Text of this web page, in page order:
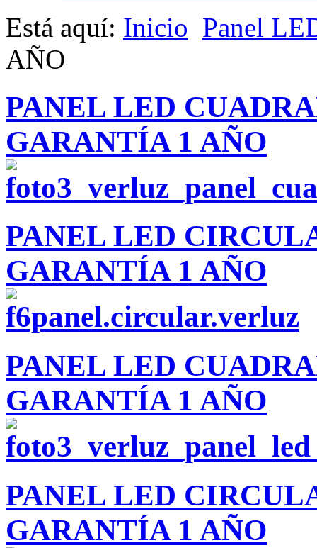
Está aquí: Inicio Panel
AÑO
PANEL LED
GARANTÍA 1 AÑO
PANEL LED
GARANTÍA 1 AÑO
PANEL LED
GARANTÍA 1 AÑO
PANEL LED
GARANTÍA 1 AÑO